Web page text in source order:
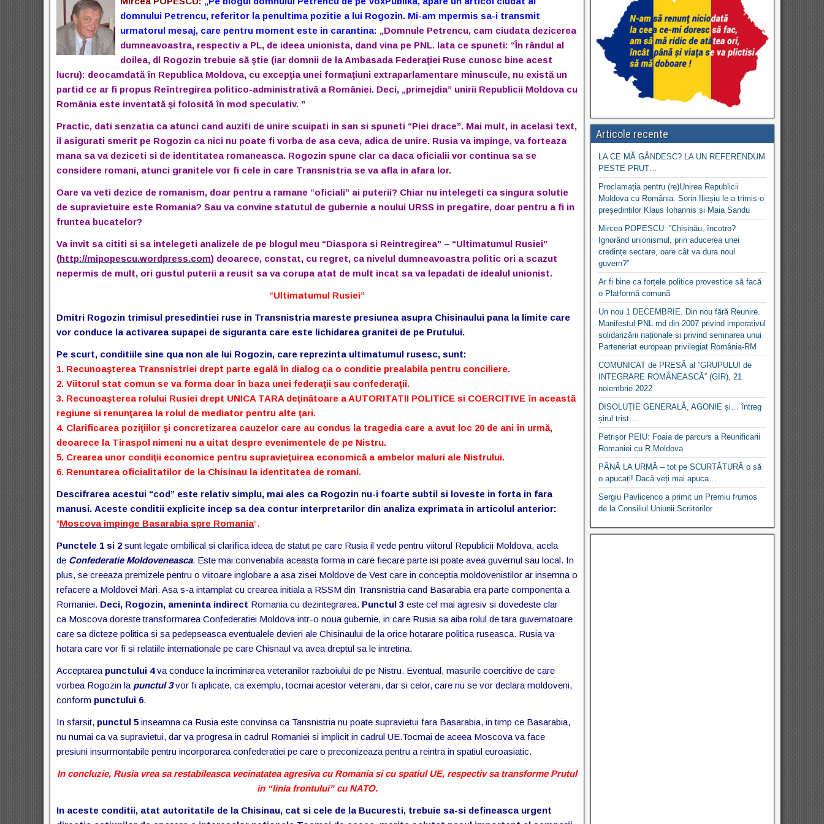
domnului Petrencu, referitor la penultima pozitie a lui Rogozin. Mi-am mpermis sa-i transmit
urmatorul mesaj, care pentru moment este in carantina: „Domnule Petrencu, cam ciudata dezicerea
dumneavoastra, respectiv a PL, de ideea unionista, dand vina pe PNL. Iata ce spuneti: “În rândul al
doilea, dl Rogozin trebuie să ştie (iar domnii de la Ambasada Federaţiei Ruse cunosc bine acest
lucru): deocamdată în Republica Moldova, cu excepţia unei formaţiuni extraparlamentare minuscule, nu există un
partid ce ar fi propus Reîntregirea politico-administrativă a României. Deci, „primejdia” unirii Republicii Moldova cu
România este inventată şi folosită în mod speculativ. ”
Practic, dati senzatia ca atunci cand auziti de unire scuipati in san si spuneti “Piei drace”. Mai mult, in acelasi text,
il asigurati smerit pe Rogozin ca nici nu poate fi vorba de asa ceva, adica de unire. Rusia va impinge, va forteaza
mana sa va deziceti si de identitatea romaneasca. Rogozin spune clar ca daca oficialii vor continua sa se
considere romani, atunci granitele vor fi cele in care Transnistria se va afla in afara lor.
Oare va veti dezice de romanism, doar pentru a ramane “oficiali” ai puterii? Chiar nu intelegeti ca singura solutie
de supravietuire este Romania? Sau va convine statutul de gubernie a noului URSS in pregatire, doar pentru a fi in
fruntea bucatelor?
Va invit sa cititi si sa intelegeti analizele de pe blogul meu “Diaspora si Reintregirea” – “Ultimatumul Rusiei”
(http://mipopescu.wordpress.com) deoarece, constat, cu regret, ca nivelul dumneavoastra politic ori a scazut
nepermis de mult, ori gustul puterii a reusit sa va corupa atat de mult incat sa va lepadati de idealul unionist.
“Ultimatumul Rusiei”
Dmitri Rogozin trimisul presedintiei ruse in Transnistria mareste presiunea asupra Chisinaului pana la limite care
vor conduce la activarea supapei de siguranta care este lichidarea granitei de pe Prutului.
Pe scurt, conditiile sine qua non ale lui Rogozin, care reprezinta ultimatumul rusesc, sunt:
1. Recunoaşterea Transnistriei drept parte egală în dialog ca o conditie prealabila pentru conciliere.
2. Viitorul stat comun se va forma doar în baza unei federaţii sau confederaţii.
3. Recunoaşterea rolului Rusiei drept UNICA TARA deţinătoare a AUTORITATII POLITICE si COERCITIVE în această
regiune si renunţarea la rolul de mediator pentru alte ţari.
4. Clarificarea poziţiilor şi concretizarea cauzelor care au condus la tragedia care a avut loc 20 de ani în urmă,
deoarece la Tiraspol nimeni nu a uitat despre evenimentele de pe Nistru.
5. Crearea unor condiţii economice pentru supravieţuirea economică a ambelor maluri ale Nistrului.
6. Renuntarea oficialitatilor de la Chisinau la identitatea de romani.
Descifrarea acestui “cod” este relativ simplu, mai ales ca Rogozin nu-i foarte subtil si loveste in forta in fara
manusi. Aceste conditii explicite incep sa dea contur interpretarilor din analiza exprimata in articolul anterior:
“Moscova impinge Basarabia spre Romania“.
Punctele 1 si 2 sunt legate ombilical si clarifica ideea de statut pe care Rusia il vede pentru viitorul Republicii Moldova, acela
de Confederatie Moldoveneasca. Este mai convenabila aceasta forma in care fiecare parte isi poate avea guvernul sau local. In
plus, se creeaza premizele pentru o viitoare inglobare a asa zisei Moldove de Vest care in conceptia moldovenistilor ar insemna o
refacere a Moldovei Mari. Asa s-a intamplat cu crearea initiala a RSSM din Transnistria cand Basarabia era parte componenta a
Romaniei. Deci, Rogozin, ameninta indirect Romania cu dezintegrarea. Punctul 3 este cel mai agresiv si dovedeste clar
ca Moscova doreste transformarea Confederatiei Moldova intr-o noua gubernie, in care Rusia sa aiba rolul de tara guvernatoare
care sa dicteze politica si sa pedepseasca eventualele devieri ale Chisinaului de la orice hotarare politica ruseasca. Rusia va
hotara care vor fi si relatiile internationale pe care Chisnaul va avea dreptul sa le intretina.
Acceptarea punctului 4va conduce la incriminarea veteranilor razboiului de pe Nistru. Eventual, masurile coercitive de care
vorbea Rogozin la punctul 3vor fi aplicate, ca exemplu, tocmai acestor veterani, dar si celor, care nu se vor declara moldoveni,
conform punctului 6.
In sfarsit, punctul 5 inseamna ca Rusia este convinsa ca Tansnistria nu poate supravietui fara Basarabia, in timp ce Basarabia,
nu numai ca va supravietui, dar va progresa in cadrul Romaniei si implicit in cadrul UE.Tocmai de aceea Moscova va face
presiuni insurmontabile pentru incorporarea confederatiei pe care o preconizeaza pentru a reintra in spatiul euroasiatic.
In concluzie, Rusia vrea sa restabileasca vecinatatea agresiva cu Romania si cu spatiul UE, respectiv sa transforme Prutul
in “linia frontului” cu NATO.
In aceste conditii, atat autoritatile de la Chisinau, cat si cele de la Bucuresti, trebuie sa-si defineasca urgent
Articole recente
LA CE MĂ GÂNDESC? LA UN REFERENDUM
PESTE PRUT…
Proclamația pentru (re)Unirea Republicii
Moldova cu România. Sorin Ilieșiu le-a trimis-o
președinților Klaus Iohannis și Maia Sandu
Mircea POPESCU: ”Chișinău, încotro?
Ignorând unionismul, prin aducerea unei
credințe sectare, oare cât va dura noul
guvern?”
Ar fi bine ca forțele politice provestice să facă
o Platformă comună
Un nou 1 DECEMBRIE. Din nou fără Reunire.
Manifestul PNL.md din 2007 privind imperativul
solidarizării naționale si privind semnarea unui
Parteneriat european privilegiat România-RM
COMUNICAT de PRESĂ al ”GRUPULUI de
INTEGRARE ROMÂNEASCĂ” (GIR), 21
noiembrie 2022
DISOLUȚIE GENERALĂ, AGONIE și… întreg
șirul trist…
Petrișor PEIU: Foaia de parcurs a Reunificarii
Romaniei cu R.Moldova
PÂNĂ LA URMĂ – tot pe SCURTĂTURĂ o să
o apucați! Dacă veți mai apuca…
Sergiu Pavlicenco a primit un Premiu frumos
de la Consiliul Uniunii Scriitorilor